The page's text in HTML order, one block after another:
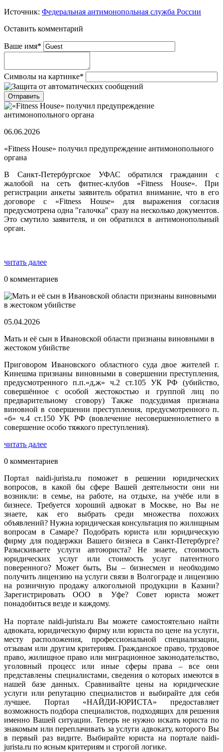
Источник: Федеральная антимонопольная служба России
Оставить комментарий
Ваше имя*
Символы на картинке*
06.06.2026
«Fitness House» получил предупреждение антимонопольного
органа
В Санкт-Петербургское УФАС обратился гражданин с
жалобой на сеть фитнес-клубов «Fitness House». При
регистрации анкеты заявитель обратил внимание, что в его
договоре с «Fitness House» для выражения согласия
предусмотрена одна "галочка" сразу на несколько документов.
Это смутило заявителя, и он обратился в антимонопольный
орган.
читать далее
0 комментариев
05.04.2026
Мать и её сын в Ивановской области признаны виновными в
жестоком убийстве
Приговором Ивановского областного суда двое жителей г.
Кинешма признаны виновными в совершении преступления,
предусмотренного п.п.«д,ж» ч.2 ст.105 УК РФ (убийство,
совершённое с особой жестокостью и группой лиц по
предварительному сговору) Также подсудимая признана
виновной в совершении преступления, предусмотренного п.
«б» ч.4 ст.150 УК РФ (вовлечение несовершеннолетнего в
совершение особо тяжкого преступления).
читать далее
0 комментариев
Портал naidi-jurista.ru поможет в решении юридических
вопросов, в какой бы сфере Вашей деятельности они ни
возникли: в семье, на работе, на отдыхе, на учёбе или в
бизнесе. Требуется хороший адвокат в Москве, но Вы не
знаете, как его выбрать среди множества похожих
объявлений? Нужна юридическая консультация по жилищным
вопросам в Самаре? Подобрать юриста или юридическую
фирму для поддержки Вашего бизнеса в Санкт-Петербурге?
Разыскиваете услуги автоюриста? Не знаете, стоимость
юридических услуг или стоимость услуг патентного
поверенного? Может быть, Вы – бизнесмен и необходимо
получить лицензию на услуги связи в Волгограде и лицензию
на розничную продажу алкогольной продукции в Казани?
Зарегистрировать ООО в Уфе? Совет юриста может
понадобиться везде и каждому.
На портале naidi-jurista.ru Вы можете самостоятельно найти
адвоката, юридическую фирму или юриста по цене на услуги,
месту расположения, профессиональной специализации,
отзывам или другим критериям. Гражданское право, трудовое
право, жилищное право или миграционное законодательство,
уголовный процесс или иные сферы права – все они
представлены специалистами, сведения о которых имеются в
нашей базе данных. Сравнивайте цены на юридические
услуги или репутацию специалистов и выбирайте для себя
лучшее. Портал «НАЙДИ-ЮРИСТА» предоставляет
возможность подбора специалистов, подходящих для решения
именно Вашей ситуации. Теперь не нужно искать юриста по
знакомым или переплачивать за услуги адвокату, которого Вы
в первый раз видите. Выбирайте юриста на портале naidi-
jurista.ru по ясным критериям и строгой логике.